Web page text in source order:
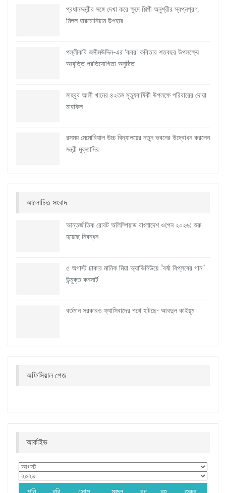
প্রধানমন্ত্রীর সঙ্গে দেখা করে ক্ষুদে শিল্পী অনুশ্রীর স্বপ্নপূরণ,
মিলল হারমোনিয়াম উপহার
পল্লীকবি জসীমউদ্দিন-এর ‘কবর’ কবিতার শতবছর উপলক্ষ্যে
আবৃত্তি প্রতিযোগিতা অনুষ্ঠিত
মাহবুব আলী খানের ৪২তম মৃত্যুবার্ষিকী উপলক্ষে পরিবারের দোয়া
মাহফিল
রসময় মেমোরিয়াল উচ্চ বিদ্যালয়ের নতুন ভবনের উদ্বোধন করলেন
মন্ত্রী মুক্তাদির
আলোচিত সংবাদ
আন্তর্জাতিক রোবট অলিম্পিয়াড বাংলাদেশ ওপেন ২০২৬: শুরু
হয়েছে নিবন্ধন
৫ অগাস্ট ঢাকার মানিক মিয়া অ্যাভিনিউয়ে “বর্ষা বিপ্লবের গান”
উন্মুক্ত কনসার্ট
বর্তমান সরকারও ফ্যাসিবাদের পথে হাটছে- আবদুল কাইয়ূম
অফিসিয়াল পেজ
আর্কাইভ